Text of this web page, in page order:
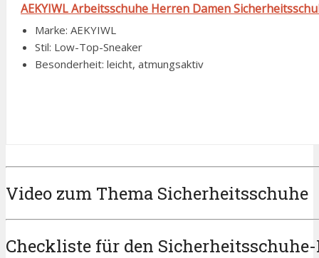
AEKYIWL Arbeitsschuhe Herren Damen
Marke: AEKYIWL
Stil: Low-Top-Sneaker
Besonderheit: leicht, atmungsaktiv
Video zum Thema Sicherheitsschuhe
Checkliste für den